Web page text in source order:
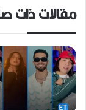
مقالات ذات